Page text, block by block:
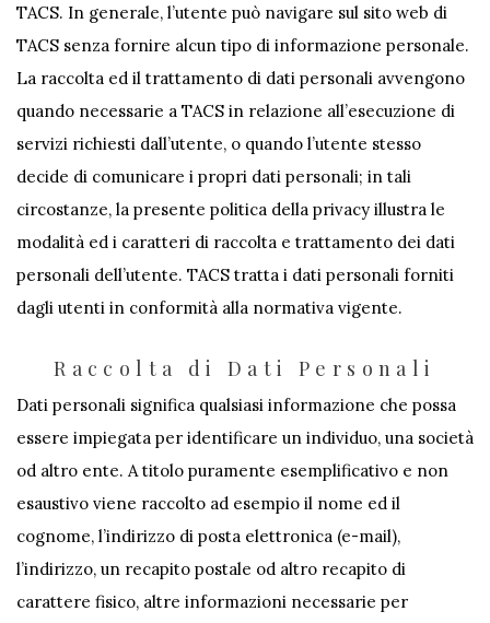
TACS. In generale, l’utente può navigare sul sito web di
TACS senza fornire alcun tipo di informazione personale.
La raccolta ed il trattamento di dati personali avvengono
quando necessarie a TACS in relazione all’esecuzione di
servizi richiesti dall’utente, o quando l’utente stesso
decide di comunicare i propri dati personali; in tali
circostanze, la presente politica della privacy illustra le
modalità ed i caratteri di raccolta e trattamento dei dati
personali dell’utente. TACS tratta i dati personali forniti
dagli utenti in conformità alla normativa vigente.
Raccolta di Dati Personali
Dati personali significa qualsiasi informazione che possa
essere impiegata per identificare un individuo, una società
od altro ente. A titolo puramente esemplificativo e non
esaustivo viene raccolto ad esempio il nome ed il
cognome, l’indirizzo di posta elettronica (e-mail),
l’indirizzo, un recapito postale od altro recapito di
carattere fisico, altre informazioni necessarie per